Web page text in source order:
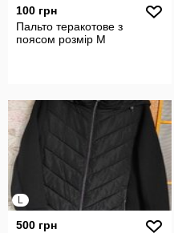
100 грн
Пальто теракотове з
поясом розмір М
L
500 грн